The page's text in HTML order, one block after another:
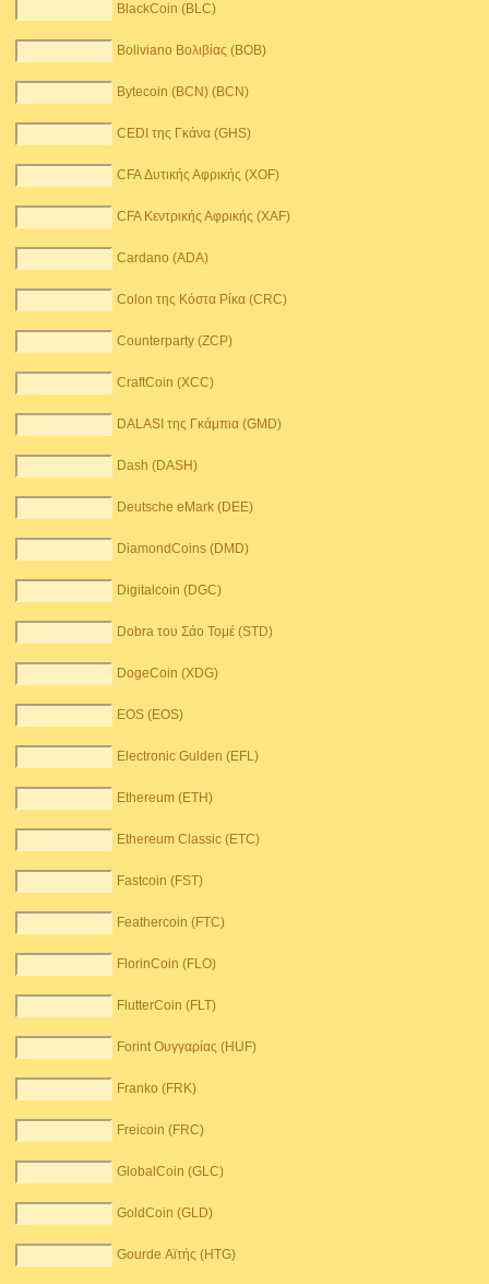
BlackCoin (BLC)
Boliviano Βολιβίας (BOB)
Bytecoin (BCN) (BCN)
CEDI της Γκάνα (GHS)
CFA Δυτικής Αφρικής (XOF)
CFA Κεντρικής Αφρικής (XAF)
Cardano (ADA)
Colon της Κόστα Ρίκα (CRC)
Counterparty (ZCP)
CraftCoin (XCC)
DALASI της Γκάμπια (GMD)
Dash (DASH)
Deutsche eMark (DEE)
DiamondCoins (DMD)
Digitalcoin (DGC)
Dobra του Σάο Τομέ (STD)
DogeCoin (XDG)
EOS (EOS)
Electronic Gulden (EFL)
Ethereum (ETH)
Ethereum Classic (ETC)
Fastcoin (FST)
Feathercoin (FTC)
FlorinCoin (FLO)
FlutterCoin (FLT)
Forint Ουγγαρίας (HUF)
Franko (FRK)
Freicoin (FRC)
GlobalCoin (GLC)
GoldCoin (GLD)
Gourde Αϊτής (HTG)